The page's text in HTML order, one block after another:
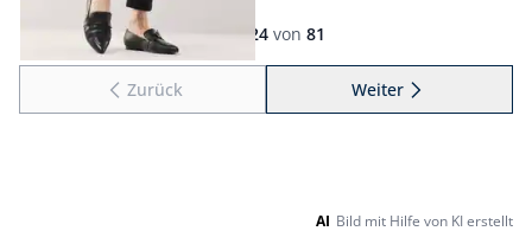
Seite 1 geladen. Zeige Produkte 1 bis 24 von 81.
bis 24 von 81
Zurück Weiterzu Seite 2
AI Bild mit Hilfe von KI erstellt